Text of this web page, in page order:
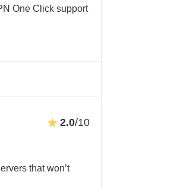
One Click support
2.0/10
that won’t